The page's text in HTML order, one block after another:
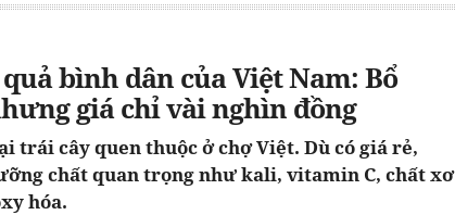
bình dân của Việt Nam: Bổ
giá chỉ vài nghìn đồng
trái cây quen thuộc ở chợ Việt. Dù có giá rẻ,
chất quan trọng như kali, vitamin C, chất xơ
hóa.